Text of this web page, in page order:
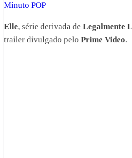
Minuto POP
Elle, série derivada de Legalmente
trailer divulgado pelo Prime Video.